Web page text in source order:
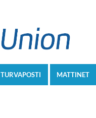
MATTINET
TURVAPOSTI